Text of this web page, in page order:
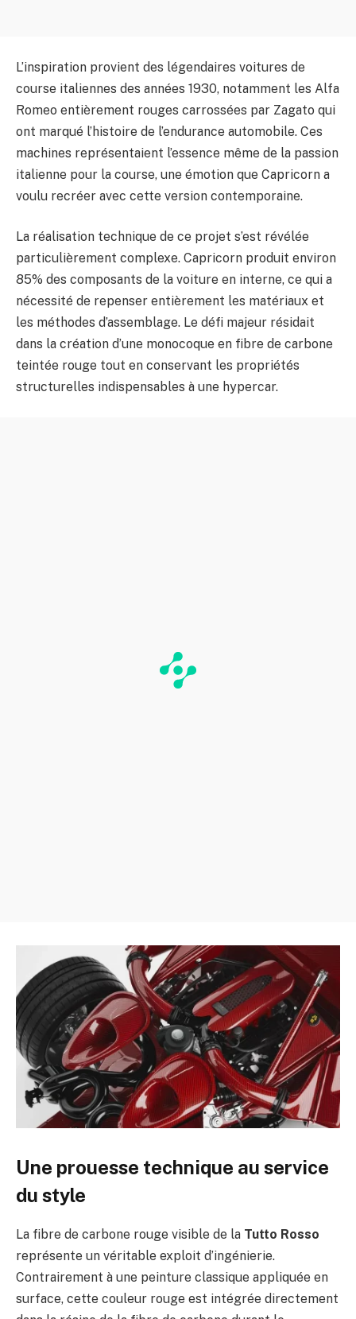
L’inspiration provient des légendaires voitures de
course italiennes des années 1930, notamment les Alfa
Romeo entièrement rouges carrossées par Zagato qui
ont marqué l’histoire de l’endurance automobile. Ces
machines représentaient l’essence même de la passion
italienne pour la course, une émotion que Capricorn a
voulu recréer avec cette version contemporaine.
La réalisation technique de ce projet s’est révélée
particulièrement complexe. Capricorn produit environ
85% des composants de la voiture en interne, ce qui a
nécessité de repenser entièrement les matériaux et
les méthodes d’assemblage. Le défi majeur résidait
dans la création d’une monocoque en fibre de carbone
teintée rouge tout en conservant les propriétés
structurelles indispensables à une hypercar.
Une prouesse technique au service
du style
La fibre de carbone rouge visible de la Tutto Rosso
représente un véritable exploit d’ingénierie.
Contrairement à une peinture classique appliquée en
surface, cette couleur rouge est intégrée directement